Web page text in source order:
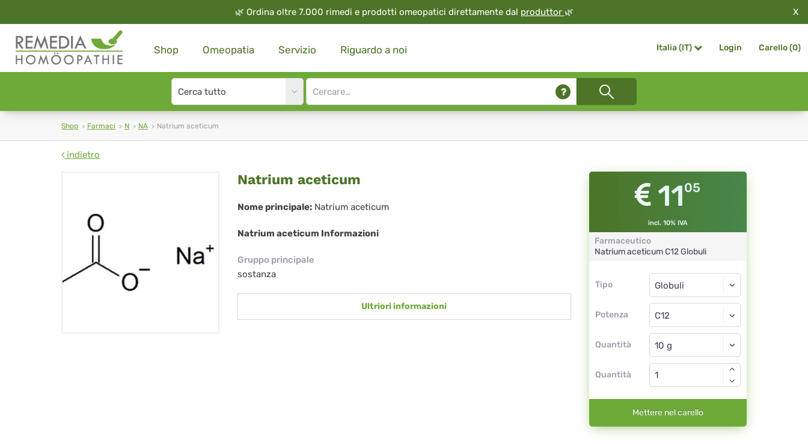
🌿 Ordina oltre 7.000 rimedi e prodotti omeopatici direttamente dal produttor 🌿 X
Shop Omeopatia Servizio Riguardo a noi Italia (IT) Login Carello (0)
Search
type
Site
search
Shop Farmaci N NA Natrium aceticum
indietro
Natrium
aceticum
Natrium aceticum
Nome principale: Natrium aceticum
Natrium aceticum Informazioni
Gruppo principale
sostanza
Ultriori informazioni
1105
incl. 10% IVA
Farmaceutico
Natrium aceticumC12 Globuli
Tipo
Tipo
Potenza
Globuli
C12
Quantità
Globuli
Quantità
Mettere nel carello